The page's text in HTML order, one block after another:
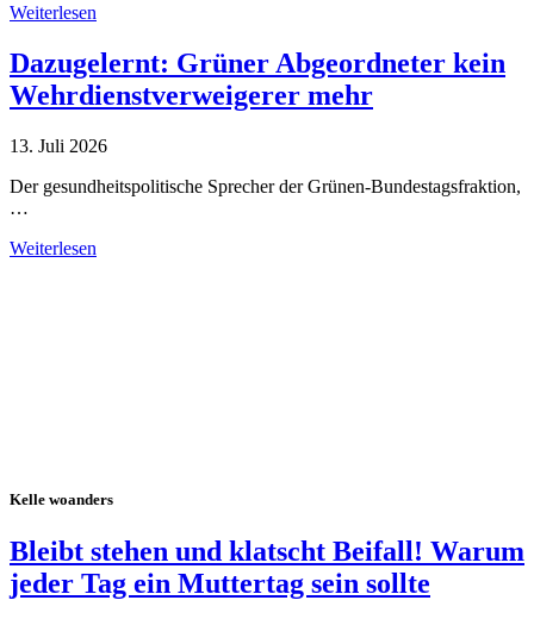
Weiterlesen
Dazugelernt: Grüner Abgeordneter kein
Wehrdienstverweigerer mehr
13. Juli 2026
Der gesundheitspolitische Sprecher der Grünen-Bundestagsfraktion,
…
Weiterlesen
Kelle woanders
Bleibt stehen und klatscht Beifall! Warum
jeder Tag ein Muttertag sein sollte